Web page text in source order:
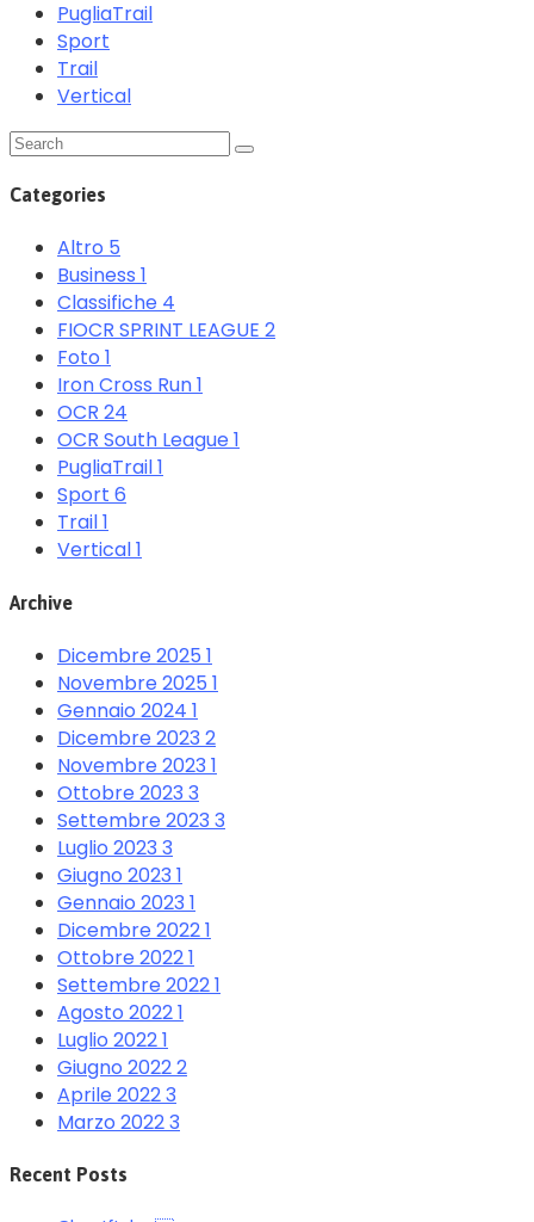
PugliaTrail
Sport
Trail
Vertical
Categories
Altro 5
Business 1
Classifiche 4
FIOCR SPRINT LEAGUE 2
Foto 1
Iron Cross Run1
OCR 24
OCR South League1
PugliaTrail1
Sport 6
Trail1
Vertical1
Archive
Dicembre 2025 1
Novembre 2025 1
Gennaio 2024 1
Dicembre 2023 2
Novembre 2023 1
Ottobre 2023 3
Settembre 2023 3
Luglio 2023 3
Giugno 2023 1
Gennaio 2023 1
Dicembre 20221
Ottobre 20221
Settembre 20221
Agosto 20221
Luglio 20221
Giugno 20222
Aprile 20223
Marzo 20223
Recent Posts